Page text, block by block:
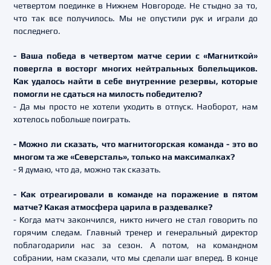
четвертом поединке в Нижнем Новгороде. Не стыдно за то,
что так все получилось. Мы не опустили рук и играли до
последнего.
- Ваша победа в четвертом матче серии с «Магниткой»
повергла в восторг многих нейтральных болельщиков.
Как удалось найти в себе внутренние резервы, которые
помогли не сдаться на милость победителю?
- Да мы просто не хотели уходить в отпуск. Наоборот, нам
хотелось побольше поиграть.
- Можно ли сказать, что магнитогорская команда - это во
многом та же «Северсталь», только на максималках?
- Я думаю, что да, можно так сказать.
- Как отреагировали в команде на поражение в пятом
матче? Какая атмосфера царила в раздевалке?
- Когда матч закончился, никто ничего не стал говорить по
горячим следам. Главный тренер и генеральный директор
поблагодарили нас за сезон. А потом, на командном
собрании, нам сказали, что мы сделали шаг вперед. В конце